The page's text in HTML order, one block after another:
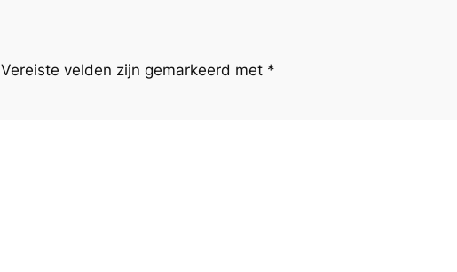
Vereiste velden zijn gemarkeerd met *